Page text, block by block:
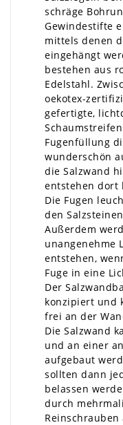
schräge
Gewindestifte
mittels denen
eingehängt
bestehen aus
Edelstahl.
oekotex-
gefertigte,
Fugenfüllung
wunderschön
die Salzwand
entstehen dort
Die Fugen
den
Außerdem
unangenehme
entstehen,
Fuge in eine
Der
konzipiert und
frei an der
Die Salzwand
und an einer
aufgebaut
sollten dann
belassen
durch